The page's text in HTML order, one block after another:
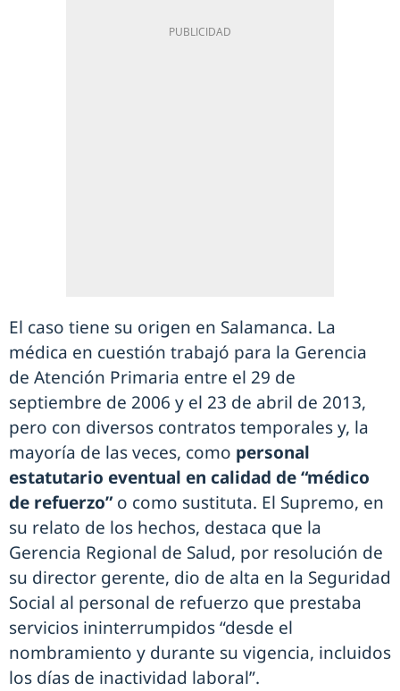
El caso tiene su origen en Salamanca. La
médica en cuestión trabajó para la Gerencia
de Atención Primaria entre el 29 de
septiembre de 2006 y el 23 de abril de 2013,
pero con diversos contratos temporales y, la
mayoría de las veces, como personal
estatutario eventual en calidad de “médico
de refuerzo” o como sustituta. El Supremo, en
su relato de los hechos, destaca que la
Gerencia Regional de Salud, por resolución de
su director gerente, dio de alta en la Seguridad
Social al personal de refuerzo que prestaba
servicios ininterrumpidos “desde el
nombramiento y durante su vigencia, incluidos
los días de inactividad laboral”.